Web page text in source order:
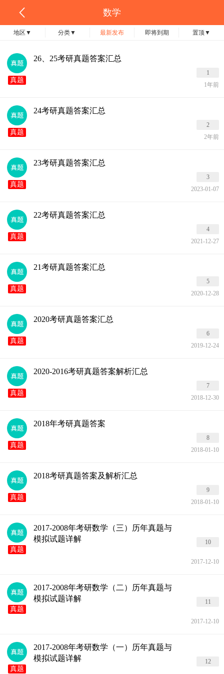
数学
地区 ▼ 分类▼ 最新发布 即将到期 置顶▼
真题
26、25考研真题答案汇总
1
1年前
真题
24考研真题答案汇总
2
2年前
真题
23考研真题答案汇总
3
2023-01-07
真题
22考研真题答案汇总
4
2021-12-27
真题
21考研真题答案汇总
5
2020-12-28
真题
2020考研真题答案汇总
6
2019-12-24
真题
2020-2016考研真题答案解析汇总
7
2018-12-30
真题
2018年考研真题答案
8
2018-01-10
真题
2018考研真题答案及解析汇总
9
2018-01-10
真题
2017-2008年考研数学（三）历年真题与
模拟试题详解
10
2017-12-10
真题
2017-2008年考研数学（二）历年真题与
模拟试题详解
11
2017-12-10
真题
2017-2008年考研数学（一）历年真题与
模拟试题详解
12